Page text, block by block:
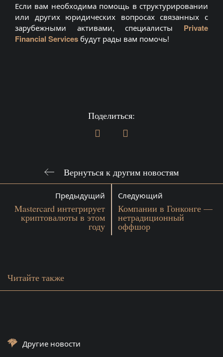
Если вам необходима помощь в структурировании
или других юридических вопросах связанных с
зарубежными активами, специалисты Private
Financial Servicesбудут рады вам помочь!
Вернуться к другим новостям
Поделиться:
Предыдущий
Mastercard интегрирует
криптовалюты в этом
году
Следующий
Компании в Гонконге —
нетрадиционный
оффшор
Читайте также
Другие новости